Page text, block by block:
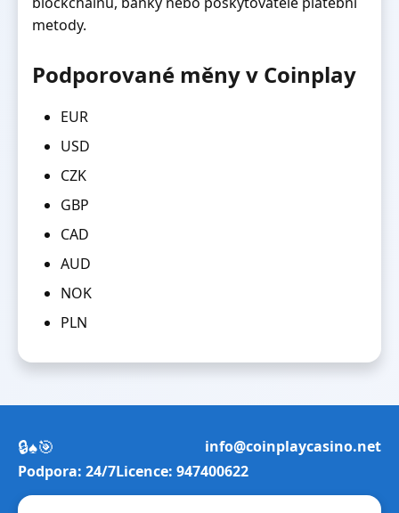
metody.
Podporované měny v Coinplay
EUR
USD
CZK
GBP
CAD
AUD
NOK
PLN
🔒♠️🎯
info@coinplaycasino.net
Podpora: 24/7Licence: 947400622